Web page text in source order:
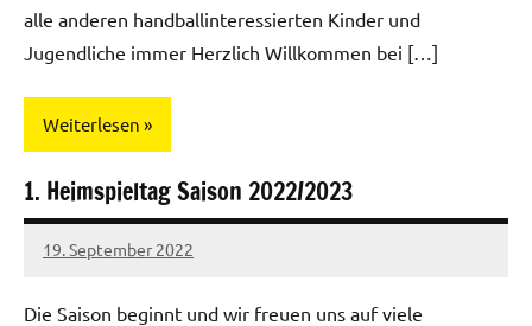
alle anderen handballinteressierten Kinder und
Jugendliche immer Herzlich Willkommen bei […]
Weiterlesen
Jugend
1. Heimspieltag Saison 2022/2023
19. September 2022
Regio-
Die Saison beginnt und wir freuen uns auf viele